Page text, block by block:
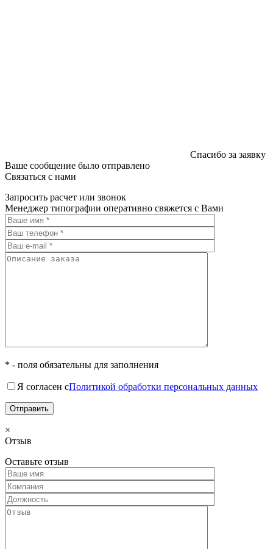
Спасибо за заявку
Ваше сообщение было отправлено
Связаться с нами
Запросить расчет или звонок
Менеджер типографии оперативно свяжется с Вами
* - поля обязательны для заполнения
Я согласен сПолитикой обработки персональных данных
×
Отзыв
Оставьте отзыв